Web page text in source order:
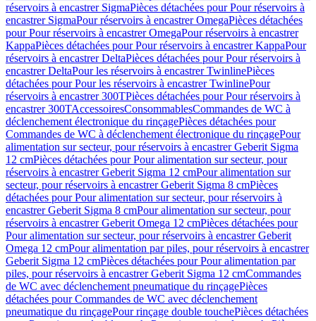
réservoirs à encastrer SigmaPièces détachées pour Pour réservoirs à
encastrer SigmaPour réservoirs à encastrer OmegaPièces détachées
pour Pour réservoirs à encastrer OmegaPour réservoirs à encastrer
KappaPièces détachées pour Pour réservoirs à encastrer KappaPour
réservoirs à encastrer DeltaPièces détachées pour Pour réservoirs à
encastrer DeltaPour les réservoirs à encastrer TwinlinePièces
détachées pour Pour les réservoirs à encastrer TwinlinePour
réservoirs à encastrer 300TPièces détachées pour Pour réservoirs à
encastrer 300TAccessoiresConsommablesCommandes de WC à
déclenchement électronique du rinçagePièces détachées pour
Commandes de WC à déclenchement électronique du rinçagePour
alimentation sur secteur, pour réservoirs à encastrer Geberit Sigma
12 cmPièces détachées pour Pour alimentation sur secteur, pour
réservoirs à encastrer Geberit Sigma 12 cmPour alimentation sur
secteur, pour réservoirs à encastrer Geberit Sigma 8 cmPièces
détachées pour Pour alimentation sur secteur, pour réservoirs à
encastrer Geberit Sigma 8 cmPour alimentation sur secteur, pour
réservoirs à encastrer Geberit Omega 12 cmPièces détachées pour
Pour alimentation sur secteur, pour réservoirs à encastrer Geberit
Omega 12 cmPour alimentation par piles, pour réservoirs à encastrer
Geberit Sigma 12 cmPièces détachées pour Pour alimentation par
piles, pour réservoirs à encastrer Geberit Sigma 12 cmCommandes
de WC avec déclenchement pneumatique du rinçagePièces
détachées pour Commandes de WC avec déclenchement
pneumatique du rinçagePour rinçage double touchePièces détachées